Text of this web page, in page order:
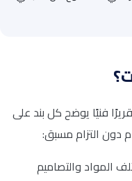
فنيًا يوضح كل بند على
دون التزام مسبق:
المواد والتصاميم